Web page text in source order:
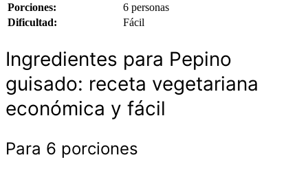
Porciones:
6 personas
Dificultad:
Fácil
Ingredientes para Pepino
guisado: receta vegetariana
económica y fácil
Para 6 porciones